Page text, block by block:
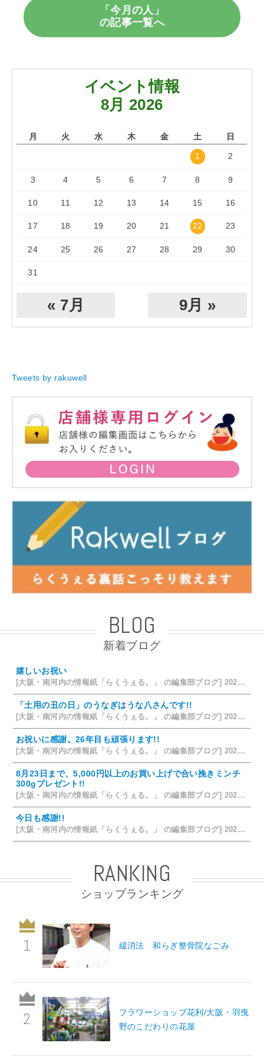
「今月の人」
の記事一覧へ
イベント情報
8月 2026
月 火 水 木 金 土 日
1 2
3 4 5 6 7 8 9
10 11 12 13 14 15 16
17 18 19 20 21 22 23
24 25 26 27 28 29 30
31
« 7月 9月 »
Tweets by rakuwell
BLOG
新着ブログ
嬉しいお祝い
[大阪・南河内の情報紙「らくうぇる。」 の編集部ブログ] 2026/07/28 18:42
「土用の丑の日」のうなぎはうな八さんです!!
[大阪・南河内の情報紙「らくうぇる。」 の編集部ブログ] 2026/07/26 14:12
お祝いに感謝。26年目も頑張ります!!
[大阪・南河内の情報紙「らくうぇる。」 の編集部ブログ] 2026/07/25 15:35
8月23日まで、5,000円以上のお買い上げで合い挽きミンチ
300gプレゼント!!
[大阪・南河内の情報紙「らくうぇる。」 の編集部ブログ] 2026/07/24 15:31
今日も感謝!!
[大阪・南河内の情報紙「らくうぇる。」 の編集部ブログ] 2026/07/23 19:32
RANKING
ショップランキング
緩消法 和らぎ整骨院なごみ
フラワーショップ花利/大阪・羽曳
野のこだわりの花屋